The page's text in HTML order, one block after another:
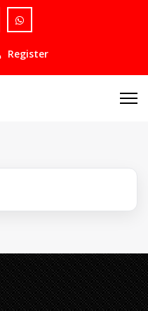
Register